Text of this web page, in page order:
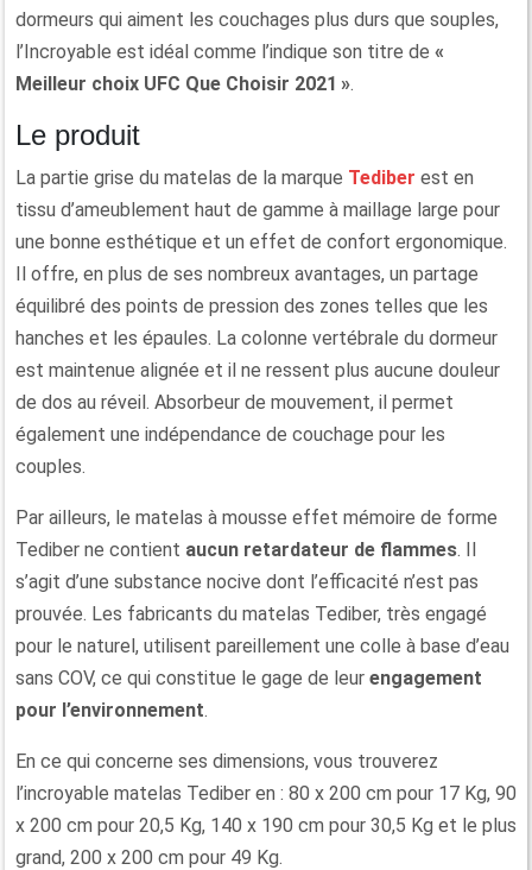
dormeurs qui aiment les couchages plus durs que souples,
l’Incroyable est idéal comme l’indique son titre de «
Meilleur choix UFC Que Choisir 2021 ».
Le produit
La partie grise du matelas de la marque Tediber est en
tissu d’ameublement haut de gamme à maillage large pour
une bonne esthétique et un effet de confort ergonomique.
Il offre, en plus de ses nombreux avantages, un partage
équilibré des points de pression des zones telles que les
hanches et les épaules. La colonne vertébrale du dormeur
est maintenue alignée et il ne ressent plus aucune douleur
de dos au réveil. Absorbeur de mouvement, il permet
également une indépendance de couchage pour les
couples.
Par ailleurs, le matelas à mousse effet mémoire de forme
Tediber ne contient aucun retardateur de flammes. Il
s’agit d’une substance nocive dont l’efficacité n’est pas
prouvée. Les fabricants du matelas Tediber, très engagé
pour le naturel, utilisent pareillement une colle à base d’eau
sans COV, ce qui constitue le gage de leur engagement
pour l’environnement.
En ce qui concerne ses dimensions, vous trouverez
l’incroyable matelas Tediber en : 80 x 200 cm pour 17 Kg, 90
x 200 cm pour 20,5 Kg, 140 x 190 cm pour 30,5 Kg et le plus
grand, 200 x 200 cm pour 49 Kg.